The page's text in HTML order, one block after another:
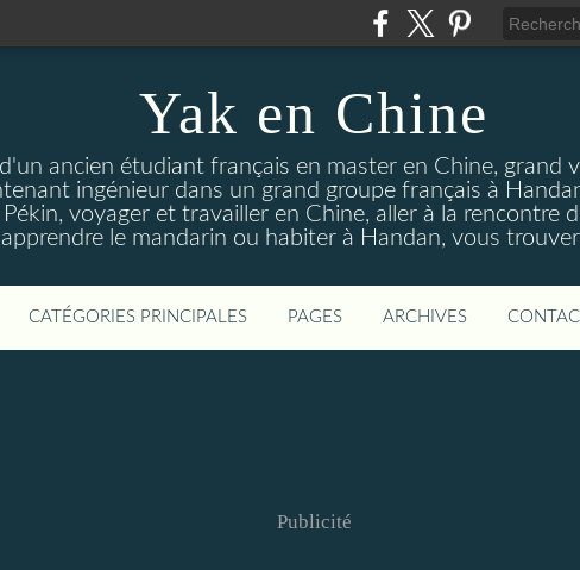
Yak en Chine
ancien étudiant français en master en Chine, grand
ingénieur dans un grand groupe français à
voyager et travailler en Chine, aller à la rencontre
le mandarin ou habiter à Handan, vous
CATÉGORIES PRINCIPALES PAGES ARCHIVES
Publicité